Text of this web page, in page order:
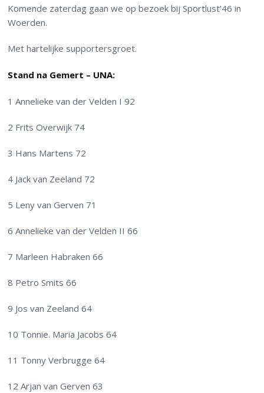
Komende zaterdag gaan we op bezoek bij Sportlust’46 in
Woerden.
Met hartelijke supportersgroet.
Stand na Gemert – UNA:
1 Annelieke van der Velden I 92
2 Frits Overwijk 74
3 Hans Martens 72
4 Jack van Zeeland 72
5 Leny van Gerven 71
6 Annelieke van der Velden II 66
7 Marleen Habraken 66
8 Petro Smits 66
9 Jos van Zeeland 64
10 Tonnie. Maria Jacobs 64
11 Tonny Verbrugge 64
12 Arjan van Gerven 63